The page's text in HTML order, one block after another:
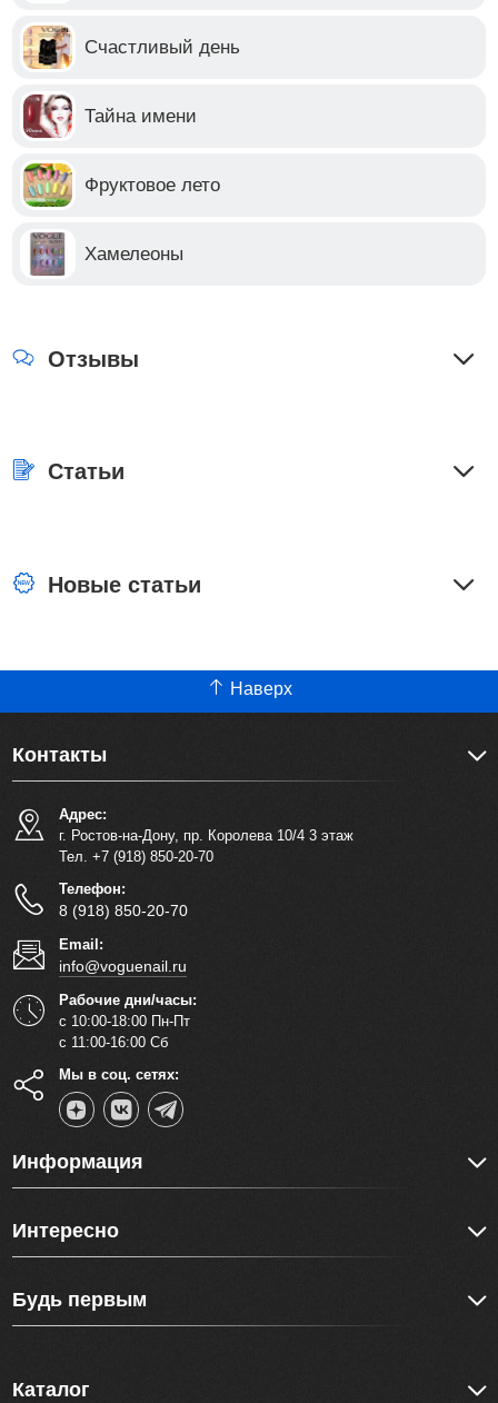
Счастливый день
Тайна имени
Фруктовое лето
Хамелеоны
Отзывы
Статьи
Новые статьи
Наверх
Контакты
Адрес:
г. Ростов-на-Дону, пр. Королева 10/4 3 этаж
Тел. +7 (918) 850-20-70
Телефон:
8 (918) 850-20-70
Email:
info@voguenail.ru
Рабочие дни/часы:
с 10:00-18:00 Пн-Пт
с 11:00-16:00 Сб
Мы в соц. сетях:
Информация
Интересно
Будь первым
Каталог